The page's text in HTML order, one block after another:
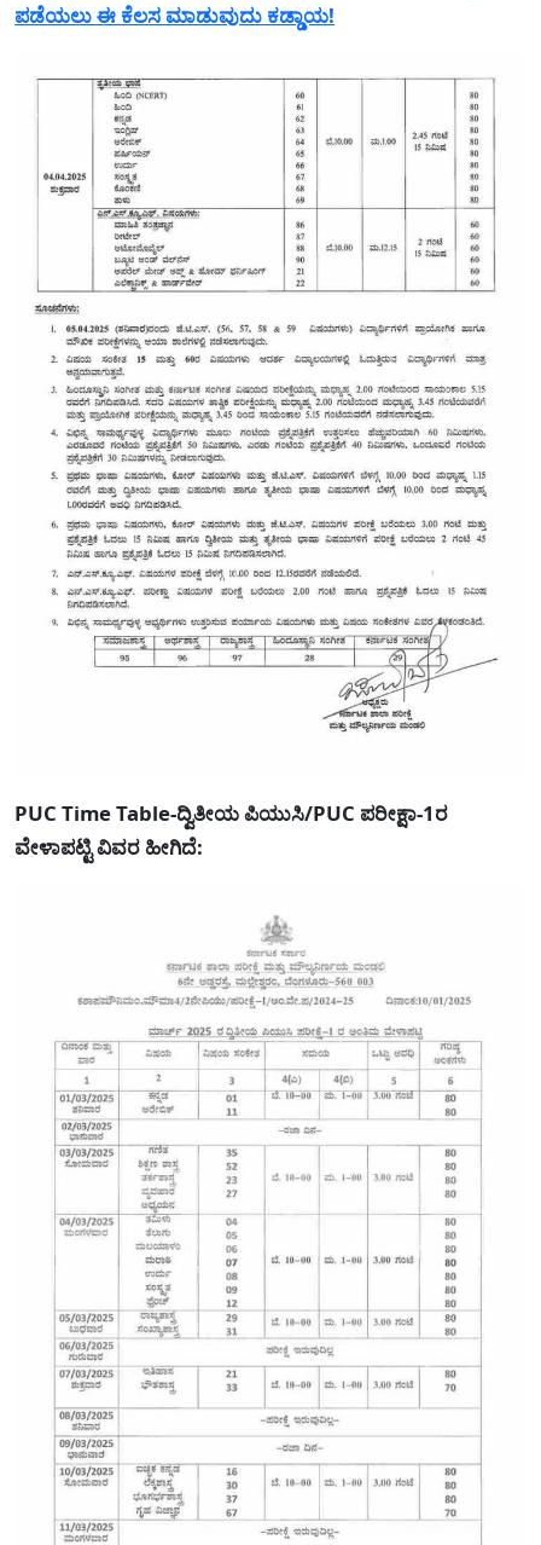
ಪಡೆಯಲು ಈ ಕೆಲಸ ಮಾಡುವುದು ಕಡ್ಡಾಯ!
PUC Time Table-ದ್ವಿತೀಯ ಪಿಯುಸಿ/PUC ಪರೀಕ್ಷಾ-1ರ
ವೇಳಾಪಟ್ಟಿ ವಿವರ ಹೀಗಿದೆ: